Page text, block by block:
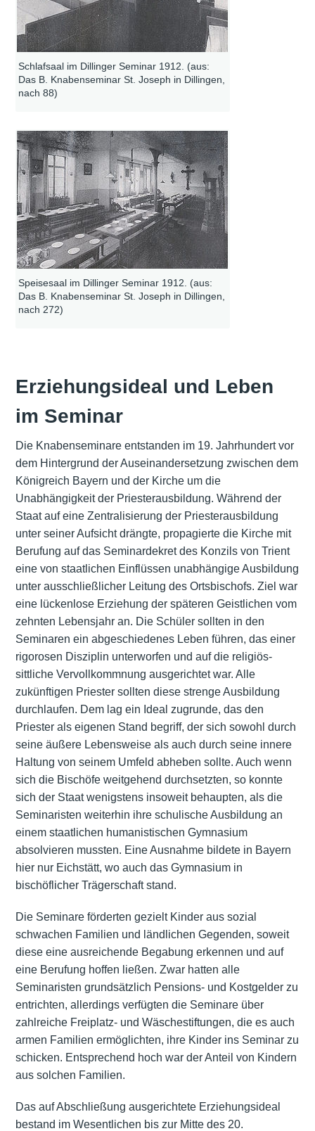
Schlafsaal im Dillinger Seminar 1912. (aus:
Das B. Knabenseminar St. Joseph in Dillingen,
nach 88)
Speisesaal im Dillinger Seminar 1912. (aus:
Das B. Knabenseminar St. Joseph in Dillingen,
nach 272)
Erziehungsideal und Leben
im Seminar
Die Knabenseminare entstanden im 19. Jahrhundert vor
dem Hintergrund der Auseinandersetzung zwischen dem
Königreich Bayern und der Kirche um die
Unabhängigkeit der Priesterausbildung. Während der
Staat auf eine Zentralisierung der Priesterausbildung
unter seiner Aufsicht drängte, propagierte die Kirche mit
Berufung auf das Seminardekret des Konzils von Trient
eine von staatlichen Einflüssen unabhängige Ausbildung
unter ausschließlicher Leitung des Ortsbischofs. Ziel war
eine lückenlose Erziehung der späteren Geistlichen vom
zehnten Lebensjahr an. Die Schüler sollten in den
Seminaren ein abgeschiedenes Leben führen, das einer
rigorosen Disziplin unterworfen und auf die religiös-
sittliche Vervollkommnung ausgerichtet war. Alle
zukünftigen Priester sollten diese strenge Ausbildung
durchlaufen. Dem lag ein Ideal zugrunde, das den
Priester als eigenen Stand begriff, der sich sowohl durch
seine äußere Lebensweise als auch durch seine innere
Haltung von seinem Umfeld abheben sollte. Auch wenn
sich die Bischöfe weitgehend durchsetzten, so konnte
sich der Staat wenigstens insoweit behaupten, als die
Seminaristen weiterhin ihre schulische Ausbildung an
einem staatlichen humanistischen Gymnasium
absolvieren mussten. Eine Ausnahme bildete in Bayern
hier nur Eichstätt, wo auch das Gymnasium in
bischöflicher Trägerschaft stand.
Die Seminare förderten gezielt Kinder aus sozial
schwachen Familien und ländlichen Gegenden, soweit
diese eine ausreichende Begabung erkennen und auf
eine Berufung hoffen ließen. Zwar hatten alle
Seminaristen grundsätzlich Pensions- und Kostgelder zu
entrichten, allerdings verfügten die Seminare über
zahlreiche Freiplatz- und Wäschestiftungen, die es auch
armen Familien ermöglichten, ihre Kinder ins Seminar zu
schicken. Entsprechend hoch war der Anteil von Kindern
aus solchen Familien.
Das auf Abschließung ausgerichtete Erziehungsideal
bestand im Wesentlichen bis zur Mitte des 20.